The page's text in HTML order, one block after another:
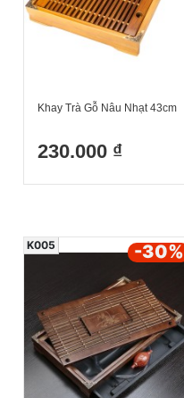
Khay Trà Gỗ Nâu Nhạt 43cm
230.000 ₫
K005 -30%